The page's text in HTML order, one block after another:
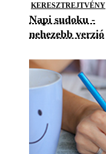
KERESZTREJTVÉNY
Napi sudoku -
nehezebb verzió